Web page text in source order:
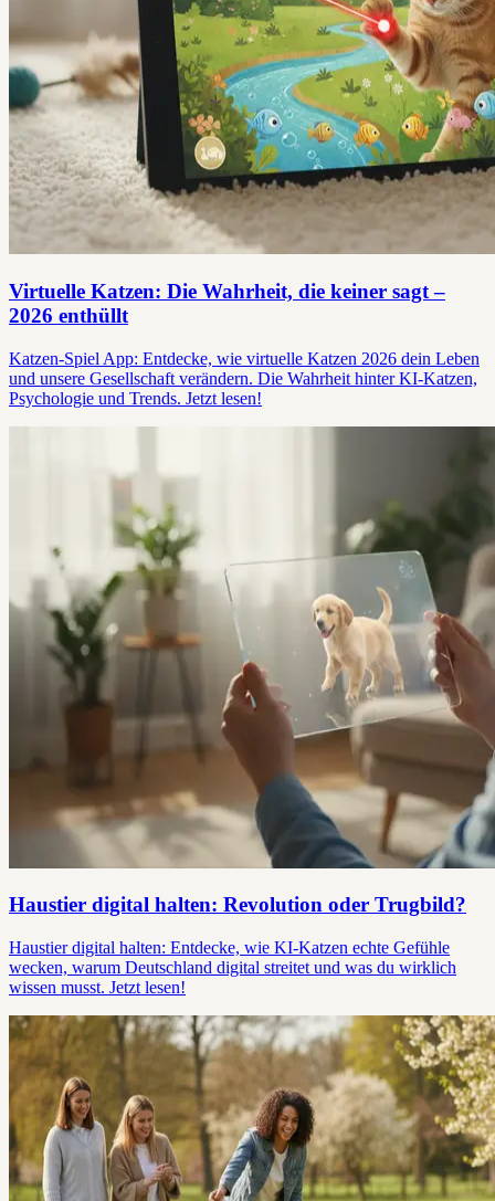
Virtuelle Katzen: Die Wahrheit, die keiner sagt –
2026 enthüllt
Katzen-Spiel App: Entdecke, wie virtuelle Katzen 2026 dein Leben
und unsere Gesellschaft verändern. Die Wahrheit hinter KI-Katzen,
Psychologie und Trends. Jetzt lesen!
Haustier digital halten: Revolution oder Trugbild?
Haustier digital halten: Entdecke, wie KI-Katzen echte Gefühle
wecken, warum Deutschland digital streitet und was du wirklich
wissen musst. Jetzt lesen!